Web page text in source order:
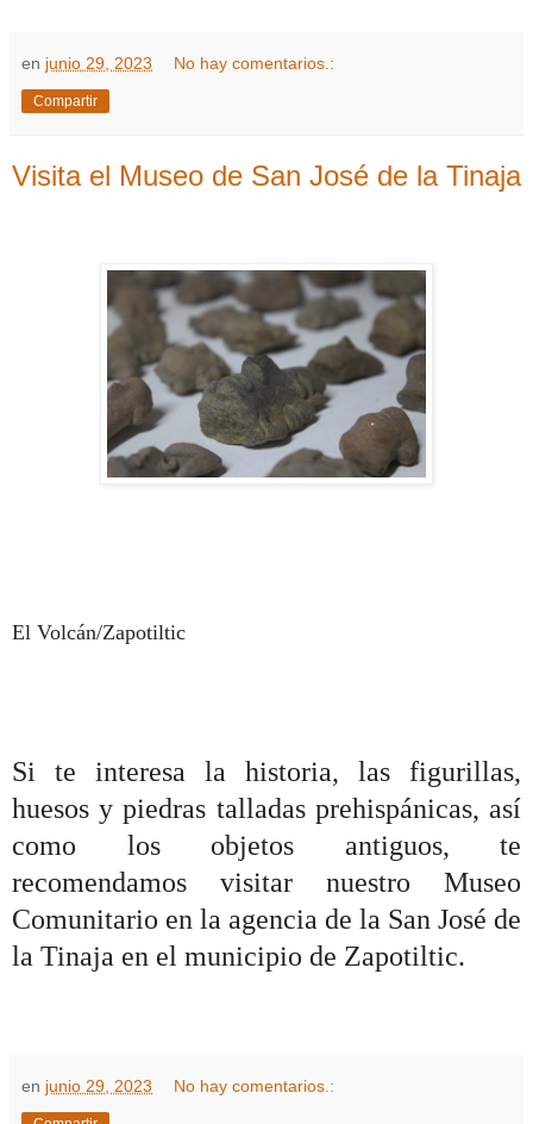
en junio 29, 2023 No hay comentarios.:
Compartir
Visita el Museo de San José de la Tinaja
El Volcán/Zapotiltic
Si te interesa la historia, las figurillas,
huesos y piedras talladas prehispánicas, así
como los objetos antiguos, te
recomendamos visitar nuestro Museo
Comunitario en la agencia de la San José de
la Tinaja en el municipio de Zapotiltic.
en junio 29, 2023 No hay comentarios.: